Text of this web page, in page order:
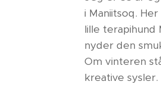
i Maniitsoq.
lille terapihund
nyder den
Om vinteren
kreative sysler.